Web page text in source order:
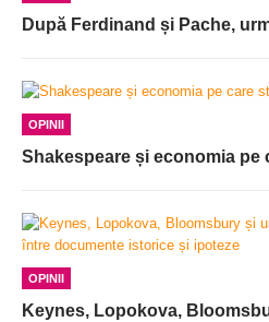
După Ferdinand și Pache,
OPINII
Shakespeare și economia pe
OPINII
Keynes, Lopokova,